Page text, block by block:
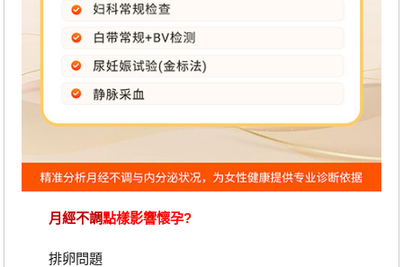
月經不調點樣影響懷孕?
排卵問題